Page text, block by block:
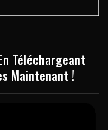
Téléchargeant
Maintenant !